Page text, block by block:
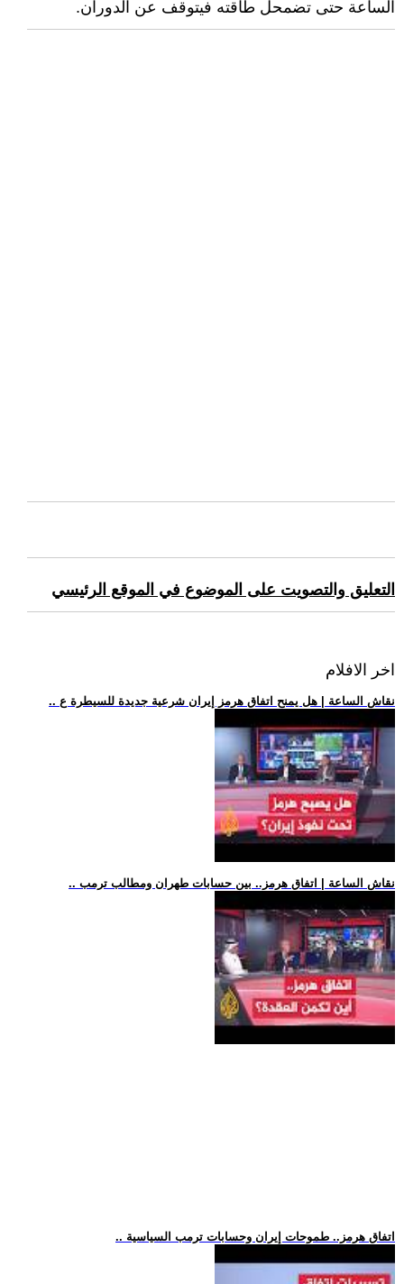
الساعة حتى تضمحل طاقته فيتوقف عن الدوران.
التعليق والتصويت على الموضوع في الموقع الرئيسي
اخر الافلام
.. نقاش الساعة | هل يمنح اتفاق هرمز إيران شرعية جديدة للسيطرة ع
.. نقاش الساعة | اتفاق هرمز.. بين حسابات طهران ومطالب ترمب
.. اتفاق هرمز.. طموحات إيران وحسابات ترمب السياسية